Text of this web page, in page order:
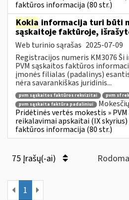
faktūros informacija (80 str.)
Kokia informacija turi būti
sąskaitoje faktūroje,
Web turinio sąrašas 2025-07-09
Registracijos numeris KM3076
PVM sąskaitos faktūros
įmonės filialas (padalinys)
nėra savarankiškas juridinis...
pvm sąskaitos faktūros rekvizitai pvm sf
pvm sąskaita faktūra padaliniui
Pridėtinės vertės mokestis »
reikalavimai apskaitai (IX skyrius)
faktūros informacija (80 str.)
75 Įrašų(-ai)
1